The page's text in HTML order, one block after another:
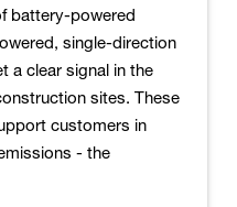
battery-powered
single-direction
a clear signal in the
sites. These
customers in
- the